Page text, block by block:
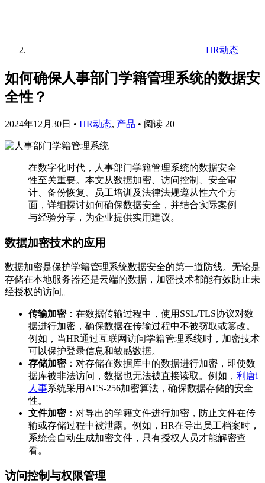
HR动态
如何确保人事部门学籍管理系统的数据安
全性？
2024年12月30日 • HR动态, 产品 • 阅读 20
在数字化时代，人事部门学籍管理系统的数据安全
性至关重要。本文从数据加密、访问控制、安全审
计、备份恢复、员工培训及法律法规遵从性六个方
面，详细探讨如何确保数据安全，并结合实际案例
与经验分享，为企业提供实用建议。
数据加密技术的应用
数据加密是保护学籍管理系统数据安全的第一道防线。无论是
存储在本地服务器还是云端的数据，加密技术都能有效防止未
经授权的访问。
传输加密：在数据传输过程中，使用SSL/TLS协议对数
据进行加密，确保数据在传输过程中不被窃取或篡改。
例如，当HR通过互联网访问学籍管理系统时，加密技术
可以保护登录信息和敏感数据。
存储加密：对存储在数据库中的数据进行加密，即使数
据库被非法访问，数据也无法被直接读取。例如， 利唐i
人事系统采用AES-256加密算法，确保数据存储的安全
性。
文件加密：对导出的学籍文件进行加密，防止文件在传
输或存储过程中被泄露。例如，HR在导出员工档案时，
系统会自动生成加密文件，只有授权人员才能解密查
看。
访问控制与权限管理